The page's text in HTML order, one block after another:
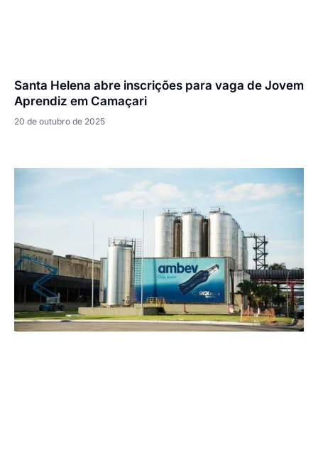
Santa Helena abre inscrições para vaga de Jovem
Aprendiz em Camaçari
20 de outubro de 2025